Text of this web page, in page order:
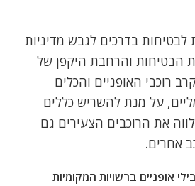
בדרכים לגבש מדיניות
הבטיחות והרחבת היקפן של
רוכבי האופניים והכלים
על מנת להשריש כללים
את הרוכבים הצעירים גם
אחרים.
אופניים ברשויות המקומיות